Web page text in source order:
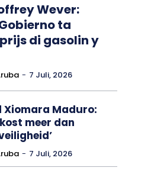
Wever:
ta
di gasolin y
- 7 Juli, 2026
Xiomara Maduro:
meer dan
- 7 Juli, 2026